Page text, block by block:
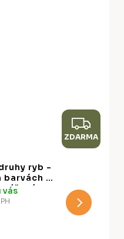
Z
D
M
ZDARMA
ryb -
barvách v
vás